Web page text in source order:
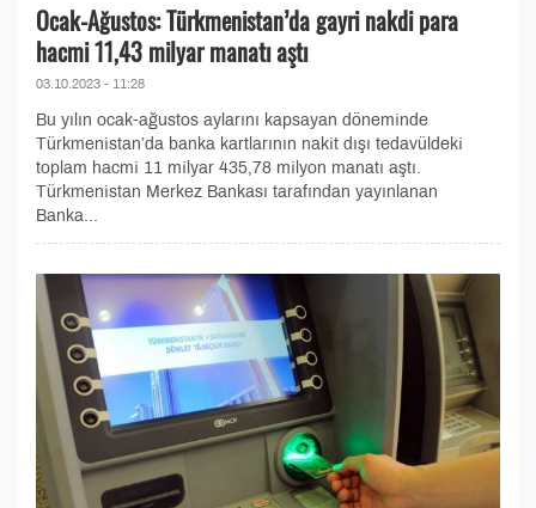
Ocak-Ağustos: Türkmenistan’da gayri nakdi para
hacmi 11,43 milyar manatı aştı
03.10.2023 - 11:28
Bu yılın ocak-ağustos aylarını kapsayan döneminde
Türkmenistan’da banka kartlarının nakit dışı tedavüldeki
toplam hacmi 11 milyar 435,78 milyon manatı aştı.
Türkmenistan Merkez Bankası tarafından yayınlanan
Banka...